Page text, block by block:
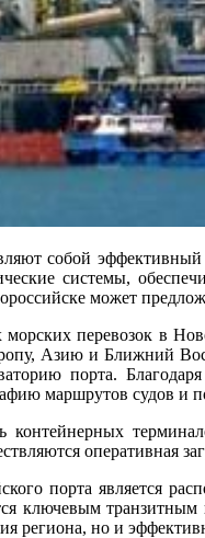
собой
системы,
может
перевозок в
Азию и Ближний
порта.
маршрутов судов и
оперативная
порта является
ключевым
региона, но и